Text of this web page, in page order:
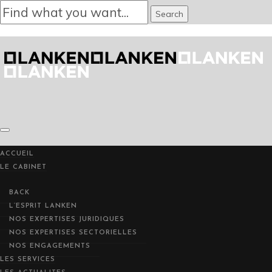
ACCUEIL
LE CABINET
BACK
L’ESPRIT LANKEN
NOS EXPERTISES JURIDIQUES
NOS EXPERTISES SECTORIELLES
NOS ENGAGEMENTS
LES SERVICES
ACCUEIL
LE CABINET
BACK
L’ESPRIT LANKEN
NOS EXPERTISES JURIDIQUES
NOS EXPERTISES SECTORIELLES
NOS ENGAGEMENTS
LES SERVICES